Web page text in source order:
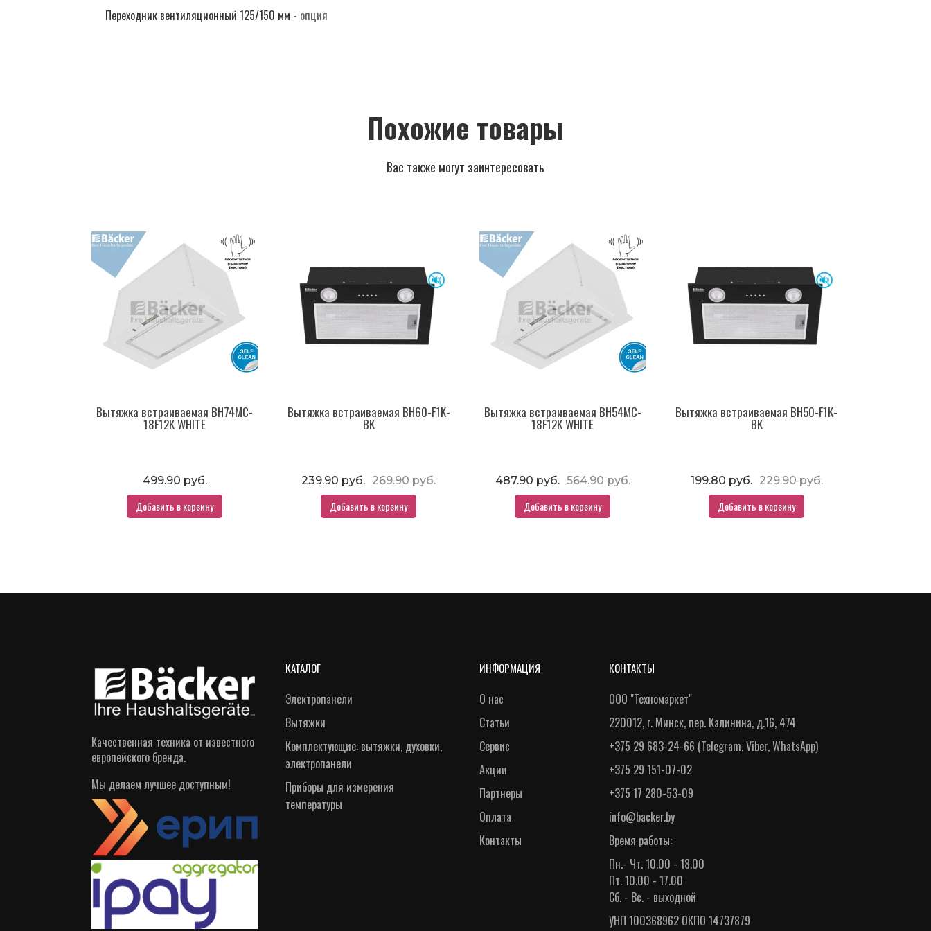
Переходник вентиляционный 125/150 мм - опция
Похожие товары
Вас также могут заинтересовать
Вытяжка встраиваемая BH74MC-
18F12K WHITE
499.90 руб.
Добавить в корзину
Вытяжка встраиваемая BH60-F1K-
BK
239.90 руб. 269.90 руб.
Добавить в корзину
Вытяжка встраиваемая BH54MC-
18F12K WHITE
487.90 руб. 564.90 руб.
Добавить в корзину
Вытяжка встраиваемая BH50-F1K-
BK
199.80 руб. 229.90 руб.
Добавить в корзину
Качественная техника от известного
европейского бренда.
Мы делаем лучшее доступным!
КАТАЛОГ
Электропанели
Вытяжки
Комплектующие: вытяжки, духовки,
электропанели
Приборы для измерения
температуры
ИНФОРМАЦИЯ
О нас
Статьи
Сервис
Акции
Партнеры
Оплата
Контакты
КОНТАКТЫ
ООО "Техномаркет"
220012, г. Минск, пер. Калинина, д.16, 474
+375 29 683-24-66 (Telegram,Viber,WhatsApp)
+375 29 151-07-02
+375 17 280-53-09
info@backer.by
Время работы:
Пн.- Чт. 10.00 - 18.00
Пт. 10.00 - 17.00
Сб. - Вс. - выходной
УНП 100368962 ОКПО 14737879